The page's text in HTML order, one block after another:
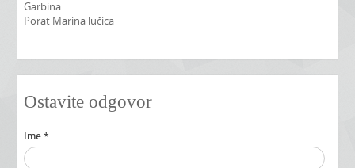
Garbina
Porat Marina lučica
Ostavite odgovor
Ime *